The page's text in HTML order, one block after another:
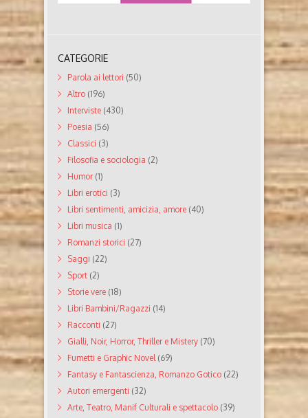
CATEGORIE
Parola ai lettori (50)
Altro (196)
Interviste (430)
Poesia (56)
Classici (3)
Filosofia e sociologia (2)
Humor(1)
Libri erotici (3)
Libri sentimenti, amicizia, amore (40)
Libri musica (1)
Romanzi storici (27)
Saggi (22)
Sport (2)
Storie vere (18)
Libri Bambini/Ragazzi (14)
Racconti (27)
Gialli, Noir, Horror, Thriller e Mistery (70)
Fumetti e Graphic Novel(69)
Fantasy e Fantascienza, Romanzo Gotico (22)
Autori emergenti (32)
Arte, Teatro, Manif Culturali e spettacolo (39)